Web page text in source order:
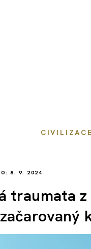
CIVILIZACE
8. 9. 2024
traumata